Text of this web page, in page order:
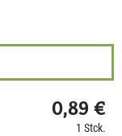
0,89 €
1 Stck.